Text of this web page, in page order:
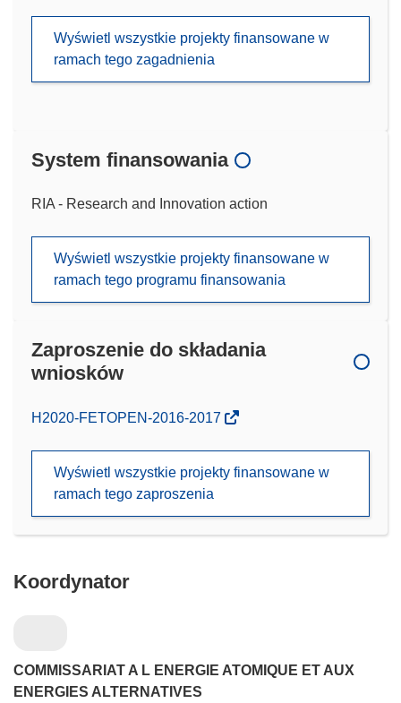
Wyświetl wszystkie projekty finansowane w
ramach tego zagadnienia
System finansowania
RIA - Research and Innovation action
Wyświetl wszystkie projekty finansowane w
ramach tego programu finansowania
Zaproszenie do składania
wniosków
(odnośnik
nowym
H2020-FETOPEN-2016-2017
Wyświetl wszystkie projekty finansowane w
ramach tego zaproszenia
Koordynator
COMMISSARIAT A L ENERGIE ATOMIQUE ET AUX
ENERGIES ALTERNATIVES